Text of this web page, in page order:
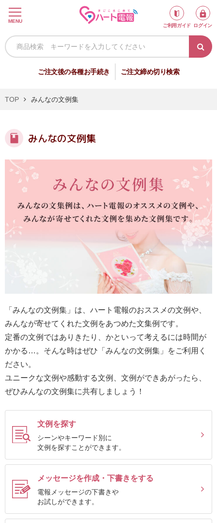
MENU
ご利用ガイド
ログイン
ご注文後の各種お手続き ご注文締め切り検索
新
会
録
電
電
最
索
ご
文
内
の
確
認
（非
会
員
の
TOP みんなの文例集
みんなの文例集
「みんなの文例集」は、ハート電報のおススメの文例や、
みんなが寄せてくれた文例をあつめた文集例です。
定番の文例ではありきたり、かといって考えるには時間が
かかる…。そんな時はぜひ「みんなの文例集」をご利用く
ださい。
ユニークな文例や感動する文例、文例ができあがったら、
ぜひみんなの文例集に共有しましょう！
文例を探す
シーンやキーワード別に
文例を探すことができます。
メッセージを作成・下書きをする
電報メッセージの下書きや
お試しができます。